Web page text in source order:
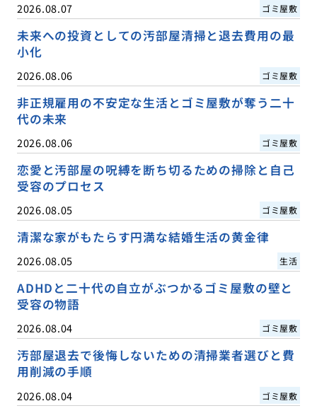
2026.08.07 ゴミ屋敷
未来への投資としての汚部屋清掃と退去費用の最
小化
2026.08.06 ゴミ屋敷
非正規雇用の不安定な生活とゴミ屋敷が奪う二十
代の未来
2026.08.06 ゴミ屋敷
恋愛と汚部屋の呪縛を断ち切るための掃除と自己
受容のプロセス
2026.08.05 ゴミ屋敷
清潔な家がもたらす円満な結婚生活の黄金律
2026.08.05 生活
ADHDと二十代の自立がぶつかるゴミ屋敷の壁と
受容の物語
2026.08.04 ゴミ屋敷
汚部屋退去で後悔しないための清掃業者選びと費
用削減の手順
2026.08.04 ゴミ屋敷